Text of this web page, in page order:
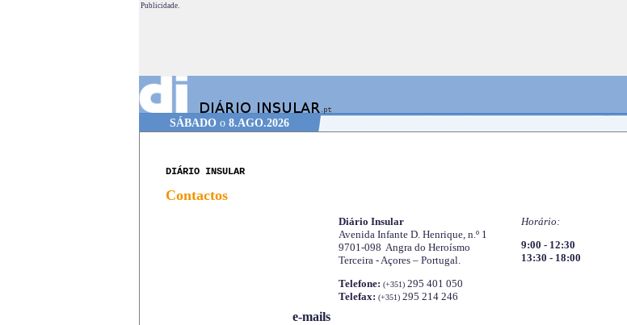
Publicidade.
SÁBADO o 8.AGO.2026
DIÁRIO INSULAR
Contactos
Diário Insular
Avenida Infante D. Henrique, n.º 1
9701-098 Angra do Heroísmo
Terceira - Açores – Portugal.
Telefone: (+351)295 401 050
Telefax: (+351)295 214 246
Horário:
9:00 - 12:30
13:30 - 18:00
e-mails